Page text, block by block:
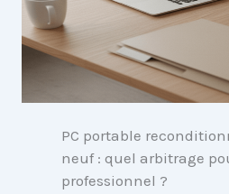
PC portable
neuf : quel arbitrage
professionnel ?